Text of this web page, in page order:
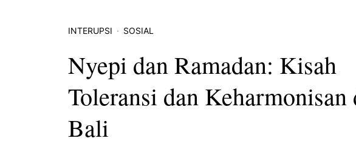
INTERUPSI SOSIAL
Nyepi dan Ramadan: Kisah
Toleransi dan Keharmonisan
Bali